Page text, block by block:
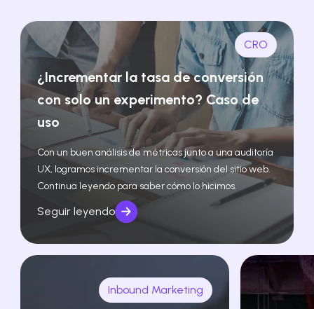
CRO
¿Incrementar la tasa de conversión
con solo un experimento? Caso de
uso
Con un buen análisis de métricas junto a una auditoría
UX, logramos incrementar la conversión del sitio web.
Continua leyendo para saber cómo lo hicimos.
Seguir leyendo
Inbound Marketing